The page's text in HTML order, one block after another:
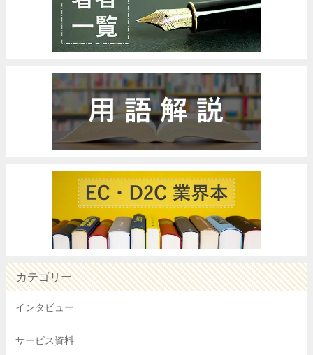
カテゴリー
インタビュー
サービス資料